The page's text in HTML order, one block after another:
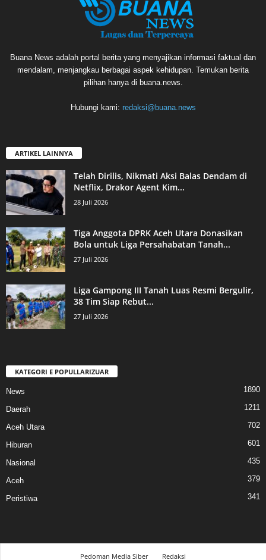
Buana News adalah portal berita yang menyajikan informasi faktual dan
mendalam, menjangkau berbagai aspek kehidupan. Temukan berita
pilihan hanya di buana.news.
Hubungi kami: redaksi@buana.news
ARTIKEL LAINNYA
Telah Dirilis, Nikmati Aksi Balas Dendam di
Netflix, Drakor Agent Kim...
28 Juli 2026
Tiga Anggota DPRK Aceh Utara Donasikan
Bola untuk Liga Persahabatan Tanah...
27 Juli 2026
Liga Gampong III Tanah Luas Resmi Bergulir,
38 Tim Siap Rebut...
27 Juli 2026
KATEGORI E POPULLARIZUAR
News 1890
Daerah 1211
Aceh Utara 702
Hiburan 601
Nasional 435
Aceh 379
Peristiwa 341
Pedoman Media Siber Redaksi